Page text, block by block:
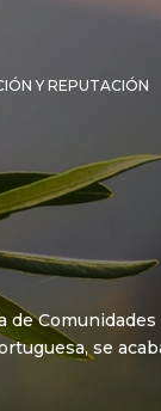
Y REPUTACIÓN
se